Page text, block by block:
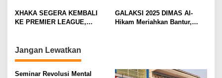
t
o
n
SANG GELANDANG DIMULAI
PRAMUSIM ASIA
XHAKA SEGERA KEMBALI
KE PREMIER LEAGUE,
GALAKSI 2025 DIMAS Al-
Hikam Meriahkan Bantur,
Jangan Lewatkan
Seminar Revolusi Mental